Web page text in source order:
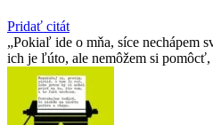
Pridať citát
Pokiaľ ide o mňa, síce nechápem
ich je ľúto, ale nemôžem si